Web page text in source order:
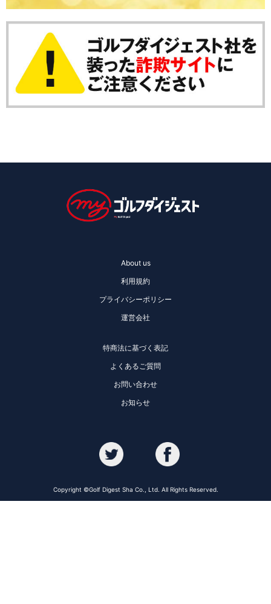
About us
利用規約
プライバシーポリシー
運営会社
特商法に基づく表記
よくあるご質問
お問い合わせ
お知らせ
Copyright ©Golf Digest Sha Co., Ltd. All Rights Reserved.